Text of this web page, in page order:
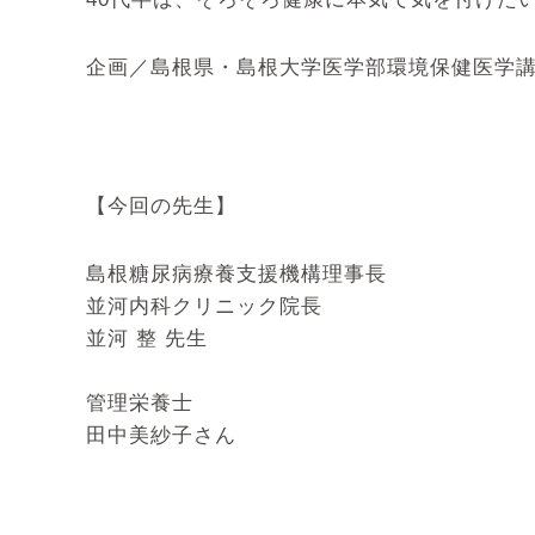
企画／島根県・島根大学医学部環境保健医学
【今回の先生】
島根糖尿病療養支援機構理事長
並河内科クリニック院長
並河 整 先生
管理栄養士
田中美紗子さん